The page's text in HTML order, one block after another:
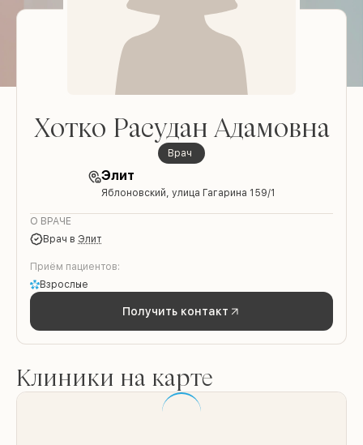
Хотко Расудан Адамовна
врач
Элит
Яблоновский, улица Гагарина 159/1
О ВРАЧЕ
врач в Элит
Приём пациентов:
Взрослые
Получить контакт
Клиники на карте